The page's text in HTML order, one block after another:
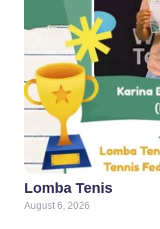
Lomba Tenis
August 6, 2026